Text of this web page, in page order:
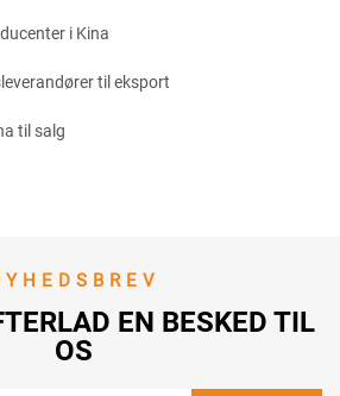
i Kina
til eksport
til salg
EN BESKED TIL
OS